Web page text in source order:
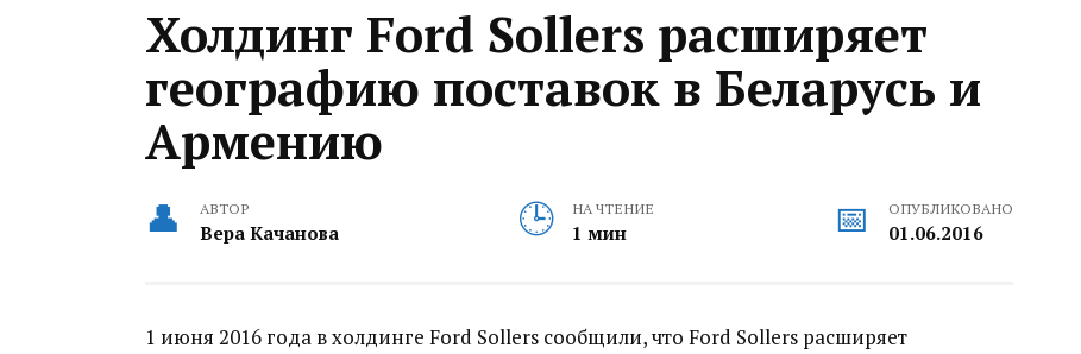
Холдинг Ford Sollers расширяет
географию поставок в Беларусь и
Армению
АВТОР
Вера Качанова
НА ЧТЕНИЕ
1 мин
ОПУБЛИКОВАНО
01.06.2016
1 июня 2016 года в холдинге Ford Sollers сообщили, что Ford Sollers расширяет